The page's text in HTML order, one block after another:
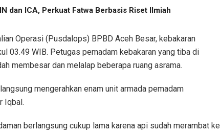
dan ICA, Perkuat Fatwa Berbasis Riset Ilmiah
Operasi (Pusdalops) BPBD Aceh Besar, kebakaran
03.49 WIB. Petugas pemadam kebakaran yang tiba di
membesar dan melalap beberapa ruang asrama.
mengerahkan enam unit armada pemadam
Iqbal.
berlangsung cukup lama karena api sudah merambat ke